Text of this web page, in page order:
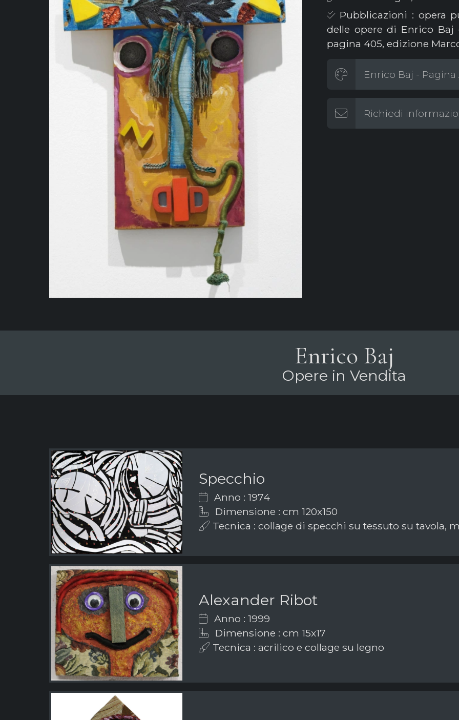
Pubblicazioni : opera
delle opere di Enrico Baj
pagina 405, edizione
Enrico Baj -
Richiedi
Enrico Baj
Opere in Vendita
Specchio
Anno : 1974
Dimensione : cm 120x150
Tecnica : collage di specchi su tessuto su tavola,
Alexander Ribot
Anno : 1999
Dimensione : cm 15x17
Tecnica : acrilico e collage su legno